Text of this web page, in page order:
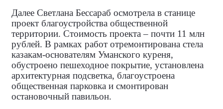
Далее Светлана Бессараб осмотрела в станице
проект благоустройства общественной
территории. Стоимость проекта – почти 11 млн
рублей. В рамках работ отремонтирована стела
казакам‑основателям Уманского куреня,
обустроено пешеходное покрытие, установлена
архитектурная подсветка, благоустроена
общественная парковка и смонтирован
остановочный павильон.